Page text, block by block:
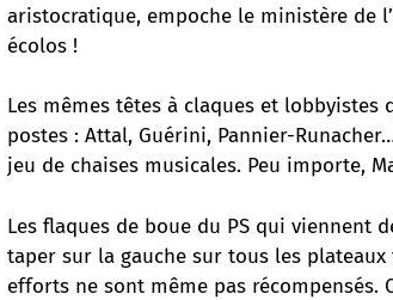
aristocratique, empoche le ministère de
écolos !
Les mêmes têtes à claques et
postes : Attal, Guérini, Pannier-
jeu de chaises musicales. Peu importe,
Les flaques de boue du PS qui viennent
taper sur la gauche sur tous les
efforts ne sont même pas récompensés.